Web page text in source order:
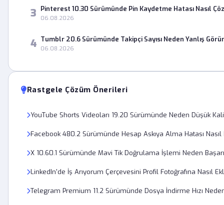
3 Pinterest 10.30 Sürümünde Pin Kaydetme Hatası Nasıl
06.08.2026
4 Tumblr 20.6 Sürümünde Takipçi Sayısı Neden Yanlış
06.08.2026
Rastgele Çözüm Önerileri
YouTube Shorts Videoları 19.20 Sürümünde Neden Düşük
Facebook 480.2 Sürümünde Hesap Askıya Alma Hatası
X 10.60.1 Sürümünde Mavi Tik Doğrulama İşlemi Neden
LinkedIn'de İş Arıyorum Çerçevesini Profil Fotoğrafına Nasıl
Telegram Premium 11.2 Sürümünde Dosya İndirme Hızı